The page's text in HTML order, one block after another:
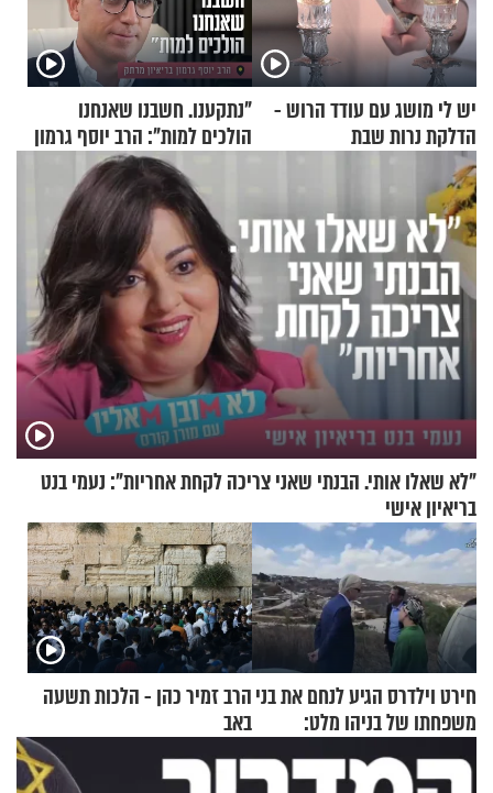
יש לי מושג עם עודד הרוש -
הדלקת נרות שבת
"נתקענו. חשבנו שאנחנו
הולכים למות": הרב יוסף גרמון
בריאיון מרתק
"לא שאלו אותי. הבנתי שאני צריכה לקחת אחריות": נעמי בנט
בריאיון אישי
חירט וילדרס הגיע לנחם את בני
משפחתו של בניהו מלט:
"מיליונים באירופה תומכים
בכם"
הרב זמיר כהן - הלכות תשעה
באב